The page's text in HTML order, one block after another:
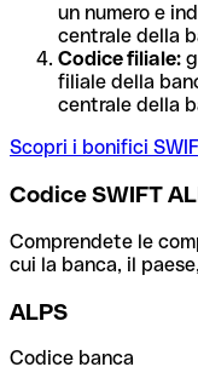
un numero e
centrale della
Codice filiale:
filiale della
centrale della
Scopri i bonifici
Codice SWIFT
Comprendete le
cui la banca, il
ALPS
Codice banca